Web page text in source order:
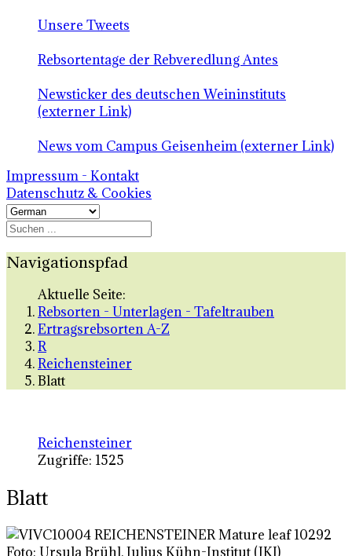
Unsere Tweets
Rebsortentage der Rebveredlung Antes
Newsticker des deutschen Weininstituts
(externer Link)
News vom Campus Geisenheim (externer Link)
Impressum - Kontakt
Datenschutz & Cookies
Navigationspfad
Aktuelle Seite:
Rebsorten - Unterlagen - Tafeltrauben
Ertragsrebsorten A-Z
R
Reichensteiner
Blatt
Reichensteiner
Zugriffe: 1525
Blatt
Foto: Ursula Brühl, Julius Kühn-Institut (JKI)